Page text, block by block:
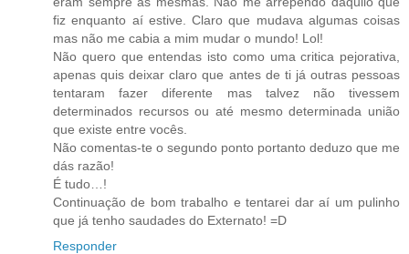
fiz enquanto aí estive. Claro que mudava algumas coisas
mas não me cabia a mim mudar o mundo! Lol!
Não quero que entendas isto como uma critica pejorativa,
apenas quis deixar claro que antes de ti já outras pessoas
tentaram fazer diferente mas talvez não tivessem
determinados recursos ou até mesmo determinada união
que existe entre vocês.
Não comentas-te o segundo ponto portanto deduzo que me
dás razão!
É tudo…!
Continuação de bom trabalho e tentarei dar aí um pulinho
que já tenho saudades do Externato! =D
Responder